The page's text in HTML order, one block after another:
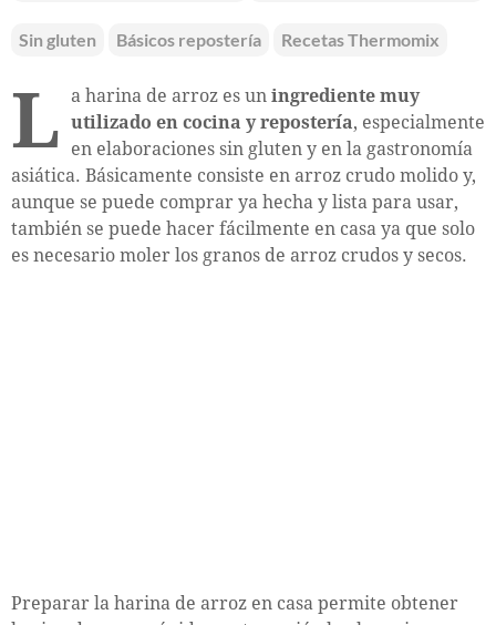
Sin gluten Básicos repostería Recetas Thermomix
L a harina de arroz es un ingrediente muy
utilizado en cocina y repostería, especialmente
en elaboraciones sin gluten y en la gastronomía
asiática. Básicamente consiste en arroz crudo molido y,
aunque se puede comprar ya hecha y lista para usar,
también se puede hacer fácilmente en casa ya que solo
es necesario moler los granos de arroz crudos y secos.
Preparar la harina de arroz en casa permite obtener